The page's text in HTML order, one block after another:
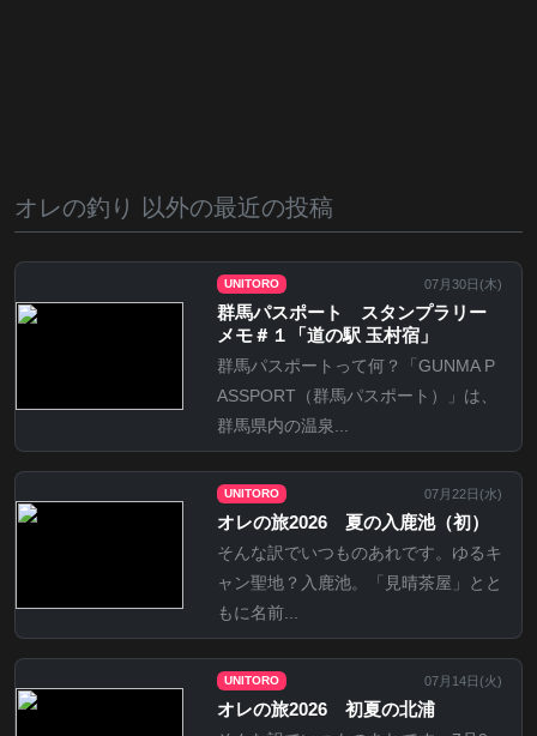
オレの釣り 以外の最近の投稿
UNITORO 07月30日(木)
群馬パスポート スタンプラリー
メモ＃１「道の駅 玉村宿」
群馬パスポートって何？「GUNMA P
ASSPORT（群馬パスポート）」は、
群馬県内の温泉...
UNITORO 07月22日(水)
オレの旅2026 夏の入鹿池（初）
そんな訳でいつものあれです。ゆるキ
ャン聖地？入鹿池。「見晴茶屋」とと
もに名前...
UNITORO 07月14日(火)
オレの旅2026 初夏の北浦